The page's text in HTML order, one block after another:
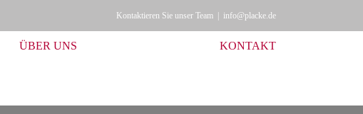
Kontaktieren Sie unser Team info@placke.de
ÜBER UNS KONTAKT